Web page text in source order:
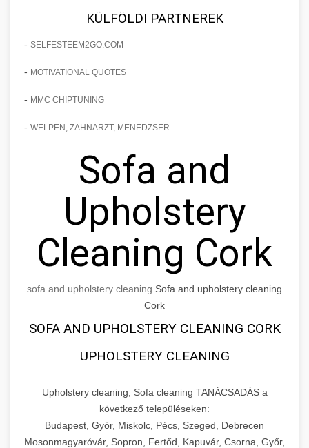
KÜLFÖLDI PARTNEREK
- SELFESTEEM2GO.COM
- MOTIVATIONAL QUOTES
- MMC CHIPTUNING
- WELPEN, ZAHNARZT, MENEDZSER
Sofa and
Upholstery
Cleaning Cork
sofa and upholstery cleaning Sofa and upholstery cleaning
Cork
SOFA AND UPHOLSTERY CLEANING CORK
UPHOLSTERY CLEANING
Upholstery cleaning, Sofa cleaning TANÁCSADÁS a
következő településeken:
Budapest, Győr, Miskolc, Pécs, Szeged, Debrecen
Mosonmagyaróvár, Sopron, Fertőd, Kapuvár, Csorna, Győr,